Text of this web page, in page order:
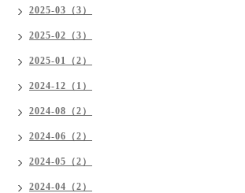
2025-03（3）
2025-02（3）
2025-01（2）
2024-12（1）
2024-08（2）
2024-06（2）
2024-05（2）
2024-04（2）